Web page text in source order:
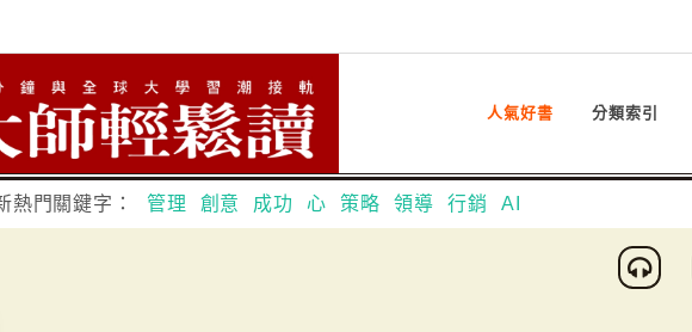
人氣好書 分類索引
熱門關鍵字： 管理 創意 成功 心 策略 領導 行銷 AI